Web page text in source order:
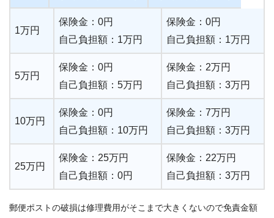
1万円
保険金：0円
自己負担額：1万円
保険金：0円
自己負担額：1万円
5万円
保険金：0円
自己負担額：5万円
保険金：2万円
自己負担額：3万円
10万円
保険金：0円
自己負担額：10万円
保険金：7万円
自己負担額：3万円
25万円
保険金：25万円
自己負担額：0円
保険金：22万円
自己負担額：3万円
郵便ポストの破損は修理費用がそこまで大きくないので免責金額